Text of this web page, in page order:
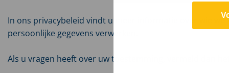
In ons privacybeleid vindt u meer informatie over wie
persoonlijke gegevens verwerken.
Als u vragen heeft over uw toestemming, vermeld dan